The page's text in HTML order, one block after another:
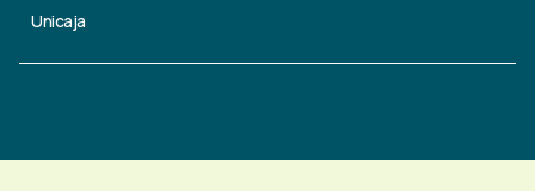
Unicaja